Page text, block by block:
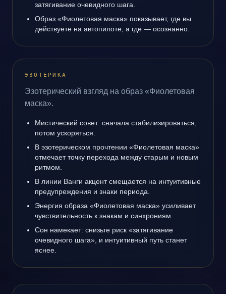
затягивание очевидного шага.
Образ «Фиолетовая маска» показывает, где вы
действуете на автопилоте, а где — осознанно.
ЭЗОТЕРИКА
Эзотерический взгляд на образ «Фиолетовая
маска».
Мистический совет: сначала стабилизироваться,
потом ускоряться.
В эзотерическом прочтении «Фиолетовая маска»
отмечает точку перехода между старым и новым
ритмом.
В линии Ванги акцент смещается на интуитивные
предупреждения и знаки периода.
Энергия образа «Фиолетовая маска» усиливает
чувствительность к знакам и синхрониям.
Сон намекает: снизьте риск «затягивание
очевидного шага», и интуитивный путь станет
яснее.